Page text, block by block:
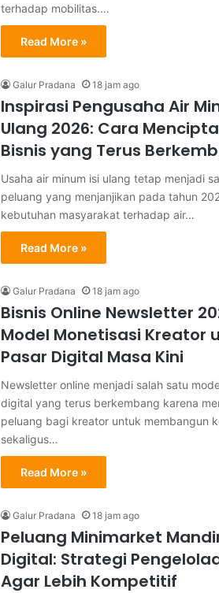
terhadap mobilitas.…
Read More »
Galur Pradana 18 jam ago
Inspirasi Pengusaha Air
Ulang 2026: Cara
Bisnis yang Terus
Usaha air minum isi ulang tetap menjadi
peluang yang menjanjikan pada tahun
kebutuhan masyarakat terhadap air…
Read More »
Galur Pradana 18 jam ago
Bisnis Online Newsletter
Model Monetisasi Kreator
Pasar Digital Masa Kini
Newsletter online menjadi salah satu
digital yang terus berkembang karena
peluang bagi kreator untuk membangun
sekaligus…
Read More »
Galur Pradana 18 jam ago
Peluang Minimarket
Digital: Strategi
Agar Lebih Kompetitif